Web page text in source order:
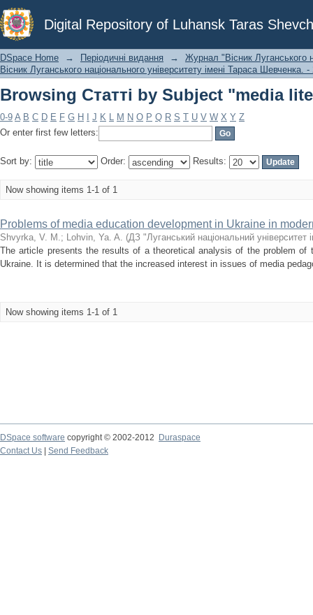
Digital Repository of Luhansk Taras
Browsing Статті by Subject "media
DSpace Home → Періодичні видання →
Журнал "Вісник Луганського
Вісник Луганського національного університету імені Тараса
Browsing Статті by Subject "media
0-9 A B C D E F G H J K L M N O P Q R S T U V W X Y Z
Or enter first few letters:
Sort by: Order: Results:
Now showing items 1-1 of 1
Problems of media education development in Ukraine in
Shvyrka, V. M.; Lohvin, Ya. A. (ДЗ "Луганський національний університет
The article presents the results of a theoretical analysis of the problem of
Ukraine. It is determined that the increased interest in issues of media
Now showing items 1-1 of 1
DSpace software copyright © 2002-2012
Duraspace
Contact Us
Send Feedback